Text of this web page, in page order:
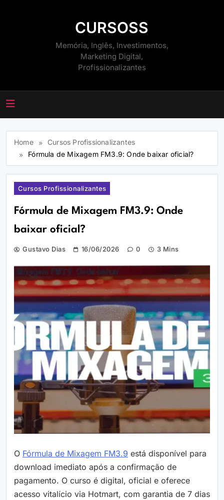
CURSOSS
Memória, Inglês, Investimentos,
Marketing Digital,
Profissionalizantes
Home
Cursos Profissionalizantes
Fórmula de Mixagem FM3.9: Onde baixar oficial?
Cursos Profissionalizantes
Fórmula de Mixagem FM3.9: Onde
baixar oficial?
Gustavo Dias 16/06/2026 0 3 Mins
O Fórmula de Mixagem FM3.9 está disponível para
download imediato após a confirmação de
pagamento. O curso é digital, oficial e oferece
acesso vitalício via Hotmart, com garantia de 7 dias